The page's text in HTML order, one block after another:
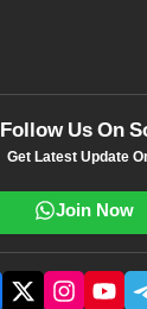
Follow Us On
Get Latest Update
Join Now